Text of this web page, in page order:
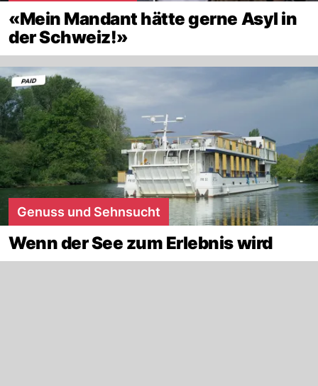
«Mein Mandant hätte gerne Asyl in
der Schweiz!»
Genuss und Sehnsucht
Wenn der See zum Erlebnis wird